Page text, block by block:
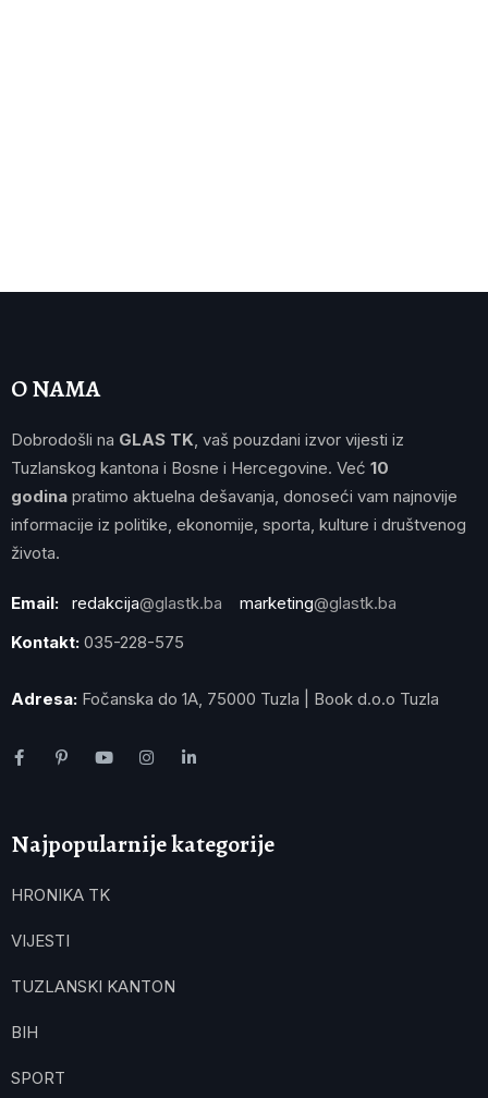
O NAMA
Dobrodošli na GLAS TK , vaš pouzdani izvor vijesti iz
Tuzlanskog kantona i Bosne i Hercegovine. Već 10
godina pratimo aktuelna dešavanja, donoseći vam najnovije
informacije iz politike, ekonomije, sporta, kulture i društvenog
života.
Email: redakcija@glastk.ba marketing@glastk.ba
Kontakt: 035-228-575
Adresa: Fočanska do 1A, 75000 Tuzla | Book d.o.o Tuzla
Najpopularnije kategorije
HRONIKA TK
VIJESTI
TUZLANSKI KANTON
BIH
SPORT